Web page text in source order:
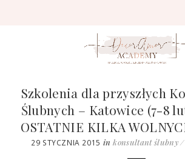
Szkolenia dla przyszłych
Ślubnych – Katowice (7-8
OSTATNIE KILKA
29 STYCZNIA 2015 inkonsultant ślubny